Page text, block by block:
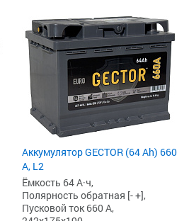
Аккумулятор GECTOR (64 Ah) 660
А, L2
Ёмкость 64 А·ч,
Полярность обратная [- +],
Пусковой ток 660 А,